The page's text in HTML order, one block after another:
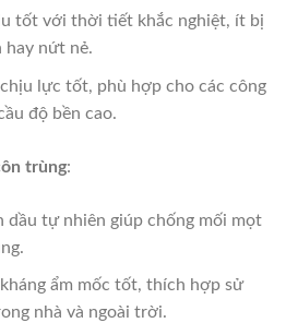
tốt với thời tiết khắc nghiệt, ít bị
hay nứt nẻ.
lực tốt, phù hợp cho các công
độ bền cao.
trùng:
dầu tự nhiên giúp chống mối mọt
kháng ẩm mốc tốt, thích hợp sử
nhà và ngoài trời.